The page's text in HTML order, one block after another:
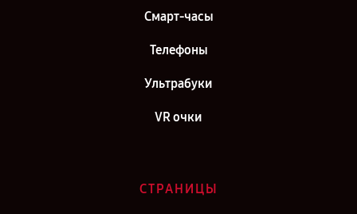
Смарт-часы
Телефоны
Ультрабуки
VR очки
СТРАНИЦЫ